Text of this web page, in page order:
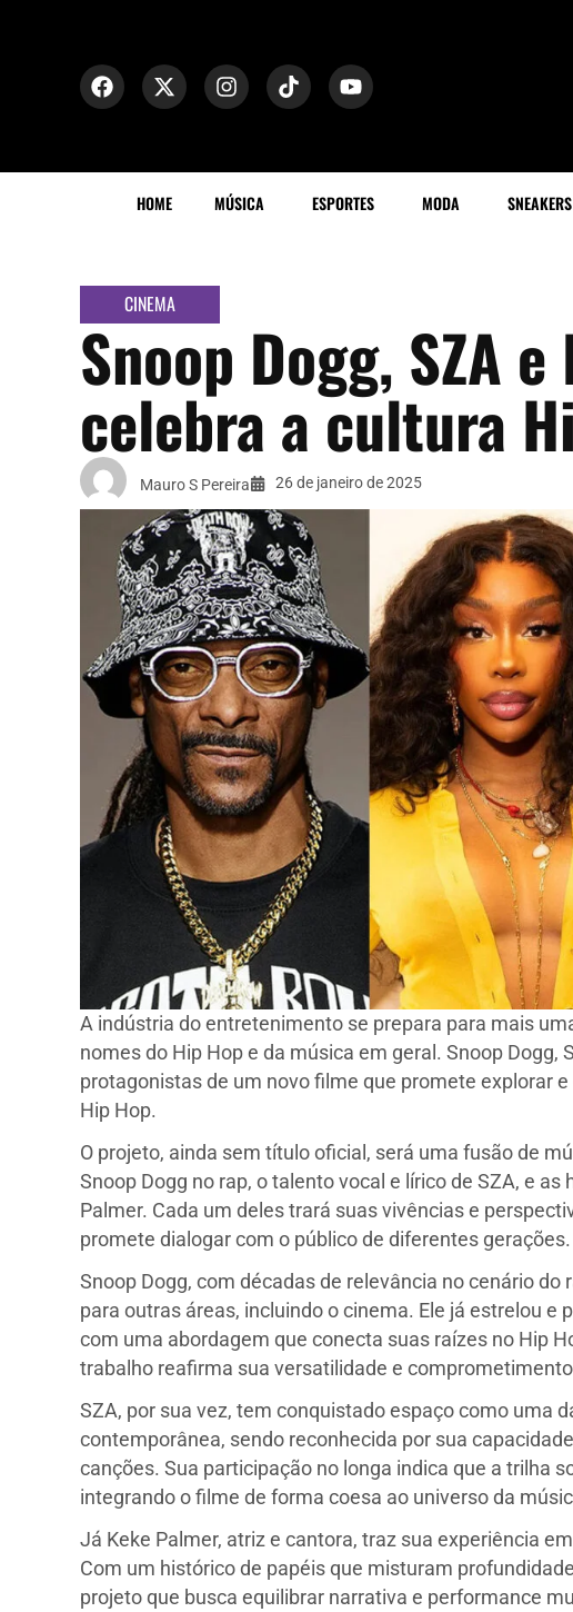
HOME MÚSICA ESPORTES MODA SNEAKERS
CINEMA
Snoop Dogg, SZA
celebra a cultura
Mauro S Pereira 26 de janeiro de 2025
A indústria do entretenimento se prepara para mais
nomes do Hip Hop e da música em geral. Snoop
protagonistas de um novo filme que promete explorar
Hip Hop.
O projeto, ainda sem título oficial, será uma fusão de
Snoop Dogg no rap, o talento vocal e lírico de SZA, e
Palmer. Cada um deles trará suas vivências e
promete dialogar com o público de diferentes gerações.
Snoop Dogg, com décadas de relevância no cenário
para outras áreas, incluindo o cinema. Ele já estrelou e
com uma abordagem que conecta suas raízes no Hip
trabalho reafirma sua versatilidade e
SZA, por sua vez, tem conquistado espaço como uma
contemporânea, sendo reconhecida por sua
canções. Sua participação no longa indica que a trilha
integrando o filme de forma coesa ao universo da
Já Keke Palmer, atriz e cantora, traz sua experiência
Com um histórico de papéis que misturam
projeto que busca equilibrar narrativa e performance